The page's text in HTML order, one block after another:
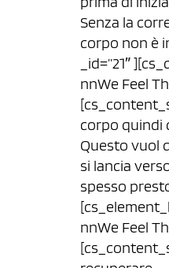
Senza la
corpo non è
_id=”21″
nnWe Feel
corpo quindi
Questo vuol
si lancia
spesso
nnWe Feel